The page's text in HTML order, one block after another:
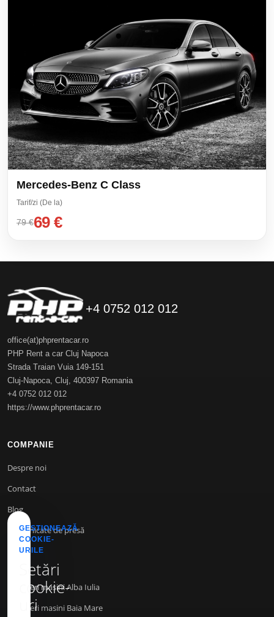
Mercedes-Benz C Class
Tarif/zi (De la)
79 €69 €
+4 0752 012 012
office(at)phprentacar.ro
PHP Rent a car Cluj Napoca
Strada Traian Vuia 149-151
Cluj-Napoca, Cluj, 400397 Romania
+4 0752 012 012
https://www.phprentacar.ro
COMPANIE
Despre noi
Contact
Blog
Comunicate de presă
Inchirieri masini Alba Iulia
Inchirieri masini Baia Mare
GESTIONEAZĂ
COOKIE-
URILE
Setări
cookie-
uri